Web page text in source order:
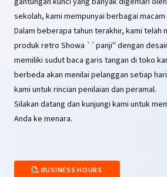
sekolah, kami mempunyai berbagai macam
Dalam beberapa tahun terakhir, kami telah
produk retro Showa ``panji'' dengan
memiliki sudut baca garis tangan di toko
berbeda akan menilai pelanggan setiap
kami untuk rincian penilaian dan peramal.
Silakan datang dan kunjungi kami untuk
Anda ke menara.
BUSINESS HOURS